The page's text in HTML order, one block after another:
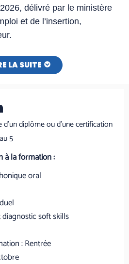
délivré par le ministère
et de l’insertion,
LA SUITE
d’un diplôme ou d’une certification
5
à la formation :
oral
diagnostic soft skills
: Rentrée